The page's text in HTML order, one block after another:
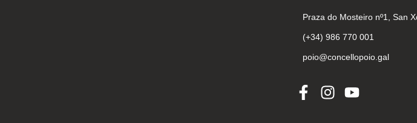
Praza do Mosteiro nº1, San
(+34) 986 770 001
poio@concellopoio.gal